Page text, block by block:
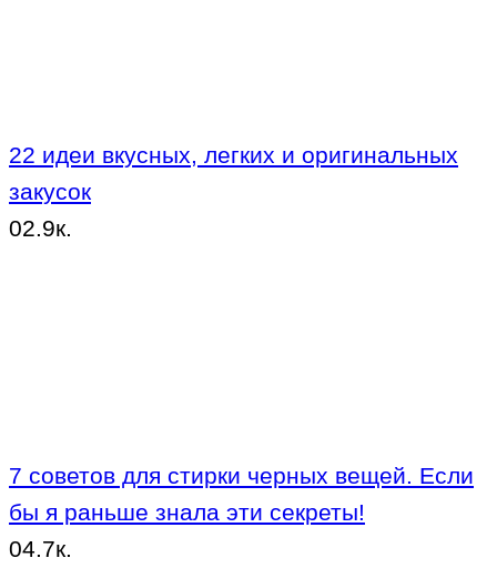
22 идеи вкусных, легких и оригинальных
закусок
02.9к.
7 советов для стирки черных вещей. Если
бы я раньше знала эти секреты!
04.7к.